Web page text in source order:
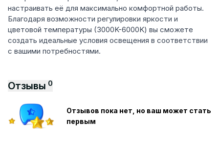
настраивать её для максимально комфортной работы.
Благодаря возможности регулировки яркости и
цветовой температуры (3000K-6000K) вы сможете
создать идеальные условия освещения в соответствии
с вашими потребностями.
Отзывы 0
Отзывов пока нет, но ваш может стать
первым